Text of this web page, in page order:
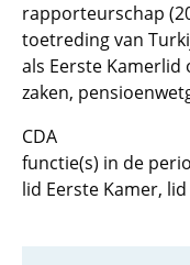
rapporteurschap
toetreding van
als Eerste
zaken,
CDA
functie(s) in de
lid Eerste Kamer,